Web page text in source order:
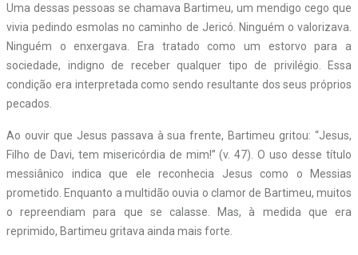
Uma dessas pessoas se chamava Bartimeu, um mendigo cego que
vivia pedindo esmolas no caminho de Jericó. Ninguém o valorizava.
Ninguém o enxergava. Era tratado como um estorvo para a
sociedade, indigno de receber qualquer tipo de privilégio. Essa
condição era interpretada como sendo resultante dos seus próprios
pecados.
Ao ouvir que Jesus passava à sua frente, Bartimeu gritou: “Jesus,
Filho de Davi, tem misericórdia de mim!” (v. 47). O uso desse título
messiânico indica que ele reconhecia Jesus como o Messias
prometido. Enquanto a multidão ouvia o clamor de Bartimeu, muitos
o repreendiam para que se calasse. Mas, à medida que era
reprimido, Bartimeu gritava ainda mais forte.